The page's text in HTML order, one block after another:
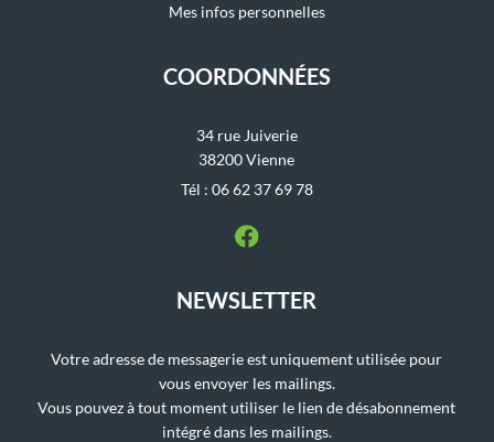
Mes infos personnelles
COORDONNÉES
34 rue Juiverie
38200 Vienne
Tél : 06 62 37 69 78
NEWSLETTER
Votre adresse de messagerie est uniquement utilisée pour
vous envoyer les mailings.
Vous pouvez à tout moment utiliser le lien de désabonnement
intégré dans les mailings.